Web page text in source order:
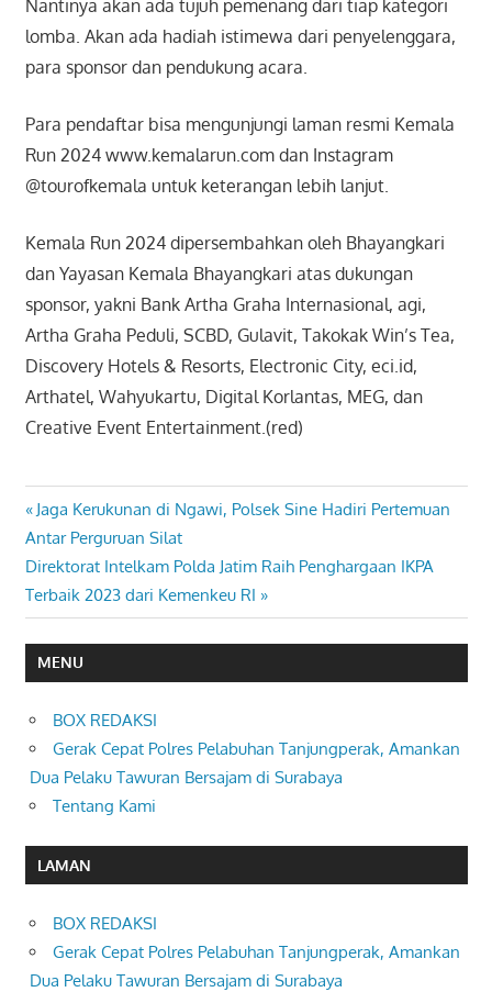
Nantinya akan ada tujuh pemenang dari tiap kategori
lomba. Akan ada hadiah istimewa dari penyelenggara,
para sponsor dan pendukung acara.
Para pendaftar bisa mengunjungi laman resmi Kemala
Run 2024 www.kemalarun.com dan Instagram
@tourofkemala untuk keterangan lebih lanjut.
Kemala Run 2024 dipersembahkan oleh Bhayangkari
dan Yayasan Kemala Bhayangkari atas dukungan
sponsor, yakni Bank Artha Graha Internasional, agi,
Artha Graha Peduli, SCBD, Gulavit, Takokak Win’s Tea,
Discovery Hotels & Resorts, Electronic City, eci.id,
Arthatel, Wahyukartu, Digital Korlantas, MEG, dan
Creative Event Entertainment.(red)
Navigasi
pos
Previous
Post:
Jaga Kerukunan di Ngawi, Polsek Sine Hadiri Pertemuan
Antar Perguruan Silat
Next
Post:
Direktorat Intelkam Polda Jatim Raih Penghargaan IKPA
Terbaik 2023 dari Kemenkeu RI
MENU
BOX REDAKSI
Gerak Cepat Polres Pelabuhan Tanjungperak, Amankan
Dua Pelaku Tawuran Bersajam di Surabaya
Tentang Kami
LAMAN
BOX REDAKSI
Gerak Cepat Polres Pelabuhan Tanjungperak, Amankan
Dua Pelaku Tawuran Bersajam di Surabaya